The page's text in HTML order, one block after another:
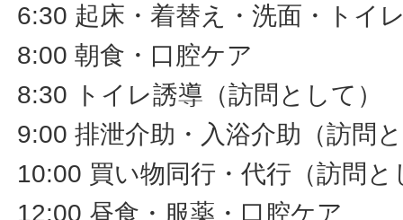
6:30 起床・着替え・洗面・トイ
8:00 朝食・口腔ケア
8:30 トイレ誘導（訪問として）
9:00 排泄介助・入浴介助（訪問
10:00 買い物同行・代行（訪問と
12:00 昼食・服薬・口腔ケア